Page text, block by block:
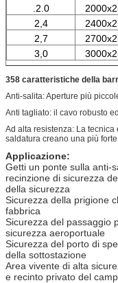
.2.0
2,4
2,7
3,0
358 caratteristiche della
Anti-salita: Aperture più
Anti tagliato: il cavo robusto
Ad alta resistenza: La
saldatura creano una più
Applicazione:
Getti un ponte sulla anti-
recinzione di sicurezza
della sicurezza
Sicurezza della prigione
fabbrica
Sicurezza del passaggio
sicurezza aeroportuale
Sicurezza del porto di
della sottostazione
Area vivente di alta
e recinto privato del